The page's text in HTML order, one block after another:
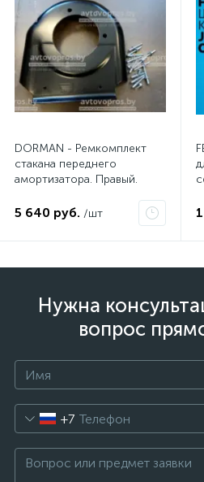
DORMAN - Ремкомплект
стакана переднего
амортизатора. Правый.
5 640 руб. /шт
Нужна
вопрос
+7